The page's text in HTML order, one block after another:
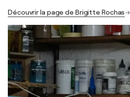
Découvrir la page de Brigitte Rochas